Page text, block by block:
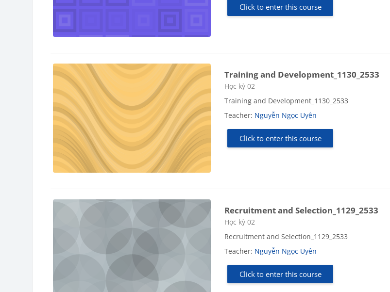
Click to enter this course
Training and Development_1130_2533
Course category
Học kỳ 02
Training and Development_1130_2533
Teacher: Nguyễn Ngọc Uyên
Click to enter this course
Recruitment and Selection_1129_2533
Course category
Học kỳ 02
Recruitment and Selection_1129_2533
Teacher: Nguyễn Ngọc Uyên
Click to enter this course